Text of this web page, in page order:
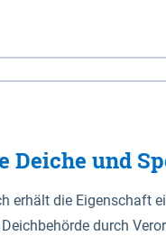
Deiche und
erhält die Eigenschaft
durch